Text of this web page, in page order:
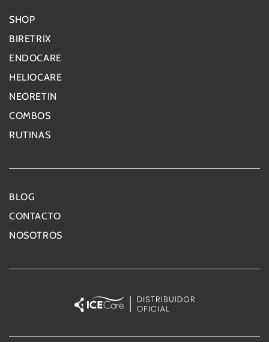
SHOP
BIRETRIX
ENDOCARE
HELIOCARE
NEORETIN
COMBOS
RUTINAS
BLOG
CONTACTO
NOSOTROS